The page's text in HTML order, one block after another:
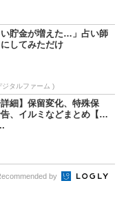
い貯金が増えた…」占い師
してみただけ
ジタルファーム )
詳細】保留変化、特殊保
、イルミなどまとめ【P
by